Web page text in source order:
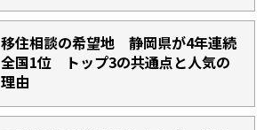
移住相談の希望地 静岡県が4年連続
全国1位 トップ3の共通点と人気の
理由